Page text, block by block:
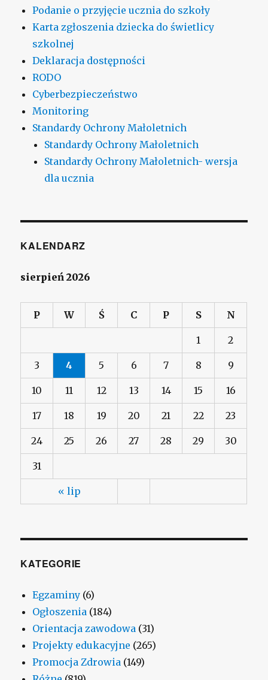
Podanie o przyjęcie ucznia do szkoły
Karta zgłoszenia dziecka do świetlicy
szkolnej
Deklaracja dostępności
RODO
Cyberbezpieczeństwo
Monitoring
Standardy Ochrony Małoletnich
Standardy Ochrony Małoletnich
Standardy Ochrony Małoletnich- wersja
dla ucznia
KALENDARZ
sierpień 2026
P W Ś C P S N
« lip
1 2
3 4 5 6 7 8 9
10 11 12 13 14 15 16
17 18 19 20 21 22 23
24 25 26 27 28 29 30
31
KATEGORIE
Egzaminy (6)
Ogłoszenia (184)
Orientacja zawodowa (31)
Projekty edukacyjne (265)
Promocja Zdrowia (149)